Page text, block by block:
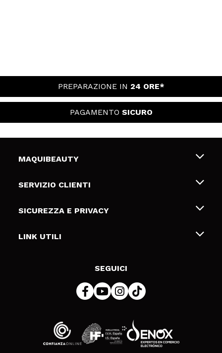
PREPARAZIONE IN 24 ORE*
PAGAMENTO SICURO
MAQUIBEAUTY
Chi siamo
Gift Cards
SERVIZIO CLIENTI
Spedizioni & Resi
Metodi di pagamamento
SICUREZZA E PRIVACY
Termini e condizioni
LINK UTILI
SEGUICI